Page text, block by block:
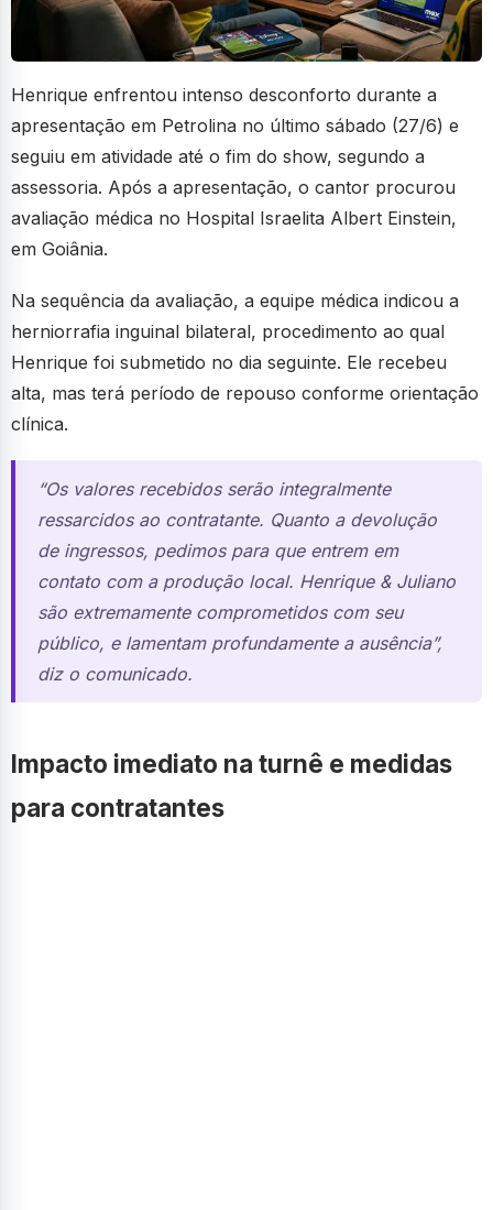
Henrique enfrentou intenso desconforto durante a
apresentação em Petrolina no último sábado (27/6) e
seguiu em atividade até o fim do show, segundo a
assessoria. Após a apresentação, o cantor procurou
avaliação médica no Hospital Israelita Albert Einstein,
em Goiânia.
Na sequência da avaliação, a equipe médica indicou a
herniorrafia inguinal bilateral, procedimento ao qual
Henrique foi submetido no dia seguinte. Ele recebeu
alta, mas terá período de repouso conforme orientação
clínica.
“Os valores recebidos serão integralmente
ressarcidos ao contratante. Quanto a devolução
de ingressos, pedimos para que entrem em
contato com a produção local. Henrique & Juliano
são extremamente comprometidos com seu
público, e lamentam profundamente a ausência”,
diz o comunicado.
Impacto imediato na turnê e medidas
para contratantes